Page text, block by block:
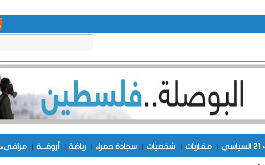
| مقـاربات | شخصيات | سجادة حمراء | رياضة | أروقـــة | مرافىء